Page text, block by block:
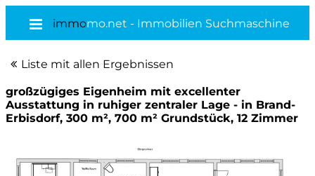
immomo.net - Immobilien Suchmaschine
Liste mit allen Ergebnissen
großzügiges Eigenheim mit excellenter
Ausstattung in ruhiger zentraler Lage - in Brand-
Erbisdorf, 300 m², 700 m² Grundstück, 12 Zimmer